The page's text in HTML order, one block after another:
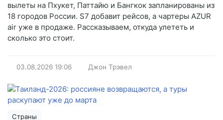
вылеты на Пхукет, Паттайю и Бангкок запланированы из
18 городов России. S7 добавит рейсов, а чартеры AZUR
air уже в продаже. Рассказываем, откуда улететь и
сколько это стоит.
03.08.2026 19:06 Джон Трэвел
Страны